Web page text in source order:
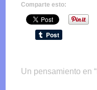
Comparte esto:
Un pensamiento en “